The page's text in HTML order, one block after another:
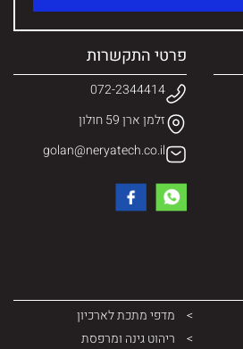
מדפי מתכת לארכיון
ריהוט גינה ומרפסת
פרטי התקשרות
072-2344414
זלמן ארן 59 חולון
golan@neryatech.co.il